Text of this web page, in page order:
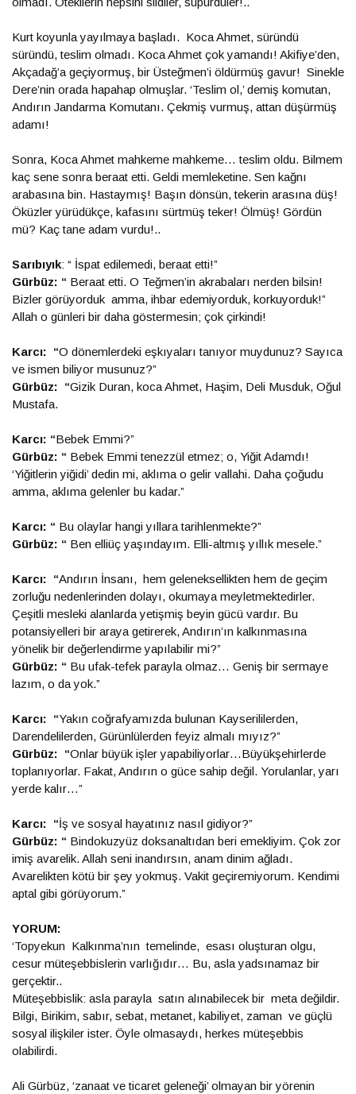
Kurt koyunla yayılmaya başladı. Koca Ahmet, süründü
süründü, teslim olmadı. Koca Ahmet çok yamandı! Akifiye’den,
Akçadağ’a geçiyormuş, bir Üsteğmen’i öldürmüş gavur! Sinekle
Dere’nin orada hapahap olmuşlar. ‘Teslim ol,’ demiş komutan,
Andırın Jandarma Komutanı. Çekmiş vurmuş, attan düşürmüş
adamı!
Sonra, Koca Ahmet mahkeme mahkeme… teslim oldu. Bilmem
kaç sene sonra beraat etti. Geldi memleketine. Sen kağnı
arabasına bin. Hastaymış! Başın dönsün, tekerin arasına düş!
Öküzler yürüdükçe, kafasını sürtmüş teker! Ölmüş! Gördün
mü? Kaç tane adam vurdu!..
Sarıbıyık: “ İspat edilemedi, beraat etti!”
Gürbüz: “ Beraat etti. O Teğmen’in akrabaları nerden bilsin!
Bizler görüyorduk amma, ihbar edemiyorduk, korkuyorduk!”
Allah o günleri bir daha göstermesin; çok çirkindi!
Karcı: “O dönemlerdeki eşkıyaları tanıyor muydunuz? Sayıca
ve ismen biliyor musunuz?”
Gürbüz: “Gizik Duran, koca Ahmet, Haşim, Deli Musduk, Oğul
Mustafa.
Karcı: “Bebek Emmi?”
Gürbüz: “ Bebek Emmi tenezzül etmez; o, Yiğit Adamdı!
‘Yiğitlerin yiğidi’ dedin mi, aklıma o gelir vallahi. Daha çoğudu
amma, aklıma gelenler bu kadar.”
Karcı: “ Bu olaylar hangi yıllara tarihlenmekte?”
Gürbüz: “ Ben elliüç yaşındayım. Elli-altmış yıllık mesele.”
Karcı: “Andırın İnsanı, hem geleneksellikten hem de geçim
zorluğu nedenlerinden dolayı, okumaya meyletmektedirler.
Çeşitli mesleki alanlarda yetişmiş beyin gücü vardır. Bu
potansiyelleri bir araya getirerek, Andırın’ın kalkınmasına
yönelik bir değerlendirme yapılabilir mi?”
Gürbüz: “ Bu ufak-tefek parayla olmaz… Geniş bir sermaye
lazım, o da yok.”
Karcı: “Yakın coğrafyamızda bulunan Kayserililerden,
Darendelilerden, Gürünlülerden feyiz almalı mıyız?”
Gürbüz: “Onlar büyük işler yapabiliyorlar…Büyükşehirlerde
toplanıyorlar. Fakat, Andırın o güce sahip değil. Yorulanlar, yarı
yerde kalır…”
Karcı: “İş ve sosyal hayatınız nasıl gidiyor?”
Gürbüz: “ Bindokuzyüz doksanaltıdan beri emekliyim. Çok zor
imiş avarelik. Allah seni inandırsın, anam dinim ağladı.
Avarelikten kötü bir şey yokmuş. Vakit geçiremiyorum. Kendimi
aptal gibi görüyorum.”
YORUM:
‘Topyekun Kalkınma’nın temelinde, esası oluşturan olgu,
cesur müteşebbislerin varlığıdır… Bu, asla yadsınamaz bir
gerçektir..
Müteşebbislik: asla parayla satın alınabilecek bir meta değildir.
Bilgi, Birikim, sabır, sebat, metanet, kabiliyet, zaman ve güçlü
sosyal ilişkiler ister. Öyle olmasaydı, herkes müteşebbis
olabilirdi.
Ali Gürbüz, ‘zanaat ve ticaret geleneği’ olmayan bir yörenin